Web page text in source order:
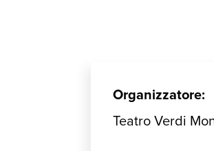
Organizzatore:
Teatro Verdi